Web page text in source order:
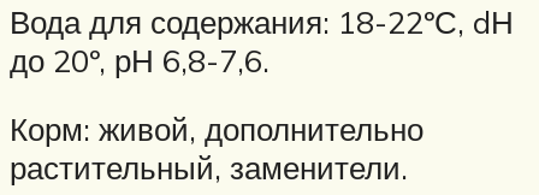
Вода для содержания: 18-22ºС, dН
до 20º, рН 6,8-7,6.
Корм: живой, дополнительно
растительный, заменители.